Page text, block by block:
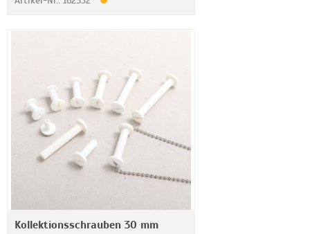
Kollektionsschrauben 30 mm